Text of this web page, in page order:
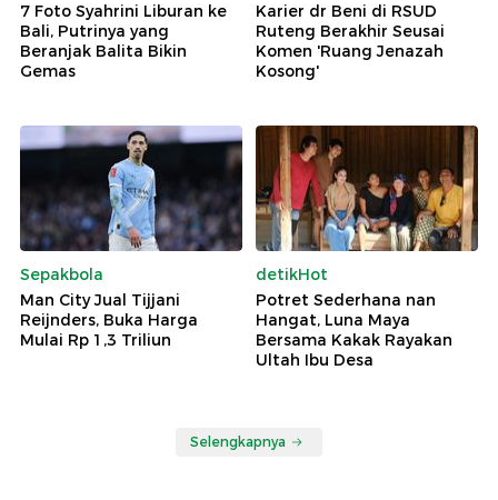
7 Foto Syahrini Liburan ke
Bali, Putrinya yang
Beranjak Balita Bikin
Gemas
Karier dr Beni di RSUD
Ruteng Berakhir Seusai
Komen 'Ruang Jenazah
Kosong'
Sepakbola
Man City Jual Tijjani
Reijnders, Buka Harga
Mulai Rp 1,3 Triliun
detikHot
Potret Sederhana nan
Hangat, Luna Maya
Bersama Kakak Rayakan
Ultah Ibu Desa
Selengkapnya